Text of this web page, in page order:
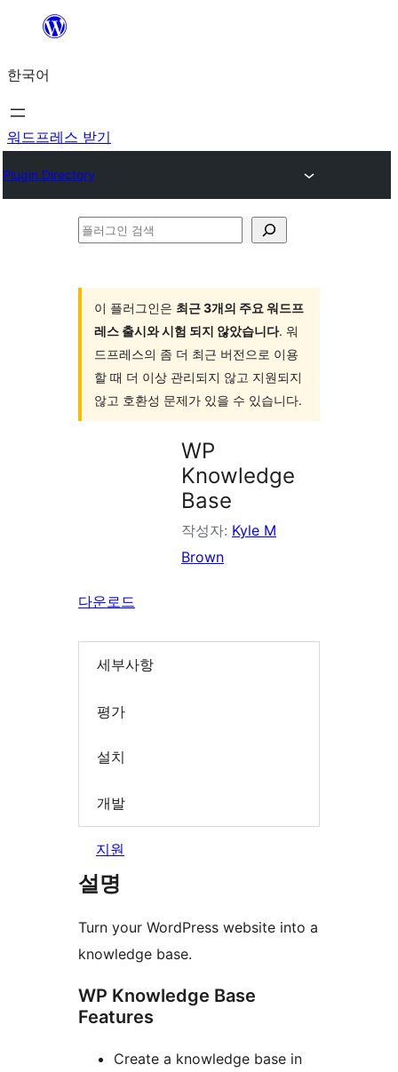
츠
로
바
가
한국어
워드프레스 받기
Plugin Directory
플
이 플러그인은 최근 3개의 주요 워드프
레스 출시와 시험 되지 않았습니다. 워
드프레스의 좀 더 최근 버전으로 이용
할 때 더 이상 관리되지 않고 지원되지
않고 호환성 문제가 있을 수 있습니다.
WP
Knowledge
Base
작성자: Kyle M
Brown
다운로드
세부사항
평가
설치
개발
지원
설명
Turn your WordPress website into a
knowledge base.
WP Knowledge Base
Features
Create a knowledge base in